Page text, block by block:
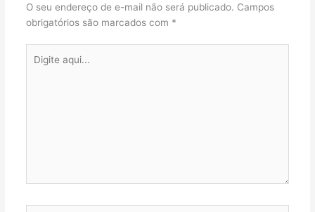
O seu endereço de e-mail não será publicado. Campos
obrigatórios são marcados com *
aqui...